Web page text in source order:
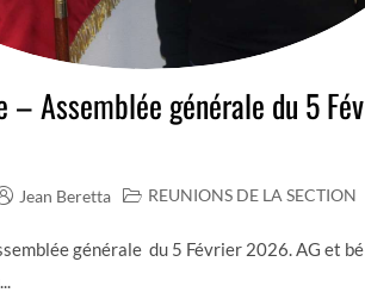
– Assemblée générale du 5
Jean Beretta REUNIONS DE LA SECTION
générale du 5 Février 2026. AG et